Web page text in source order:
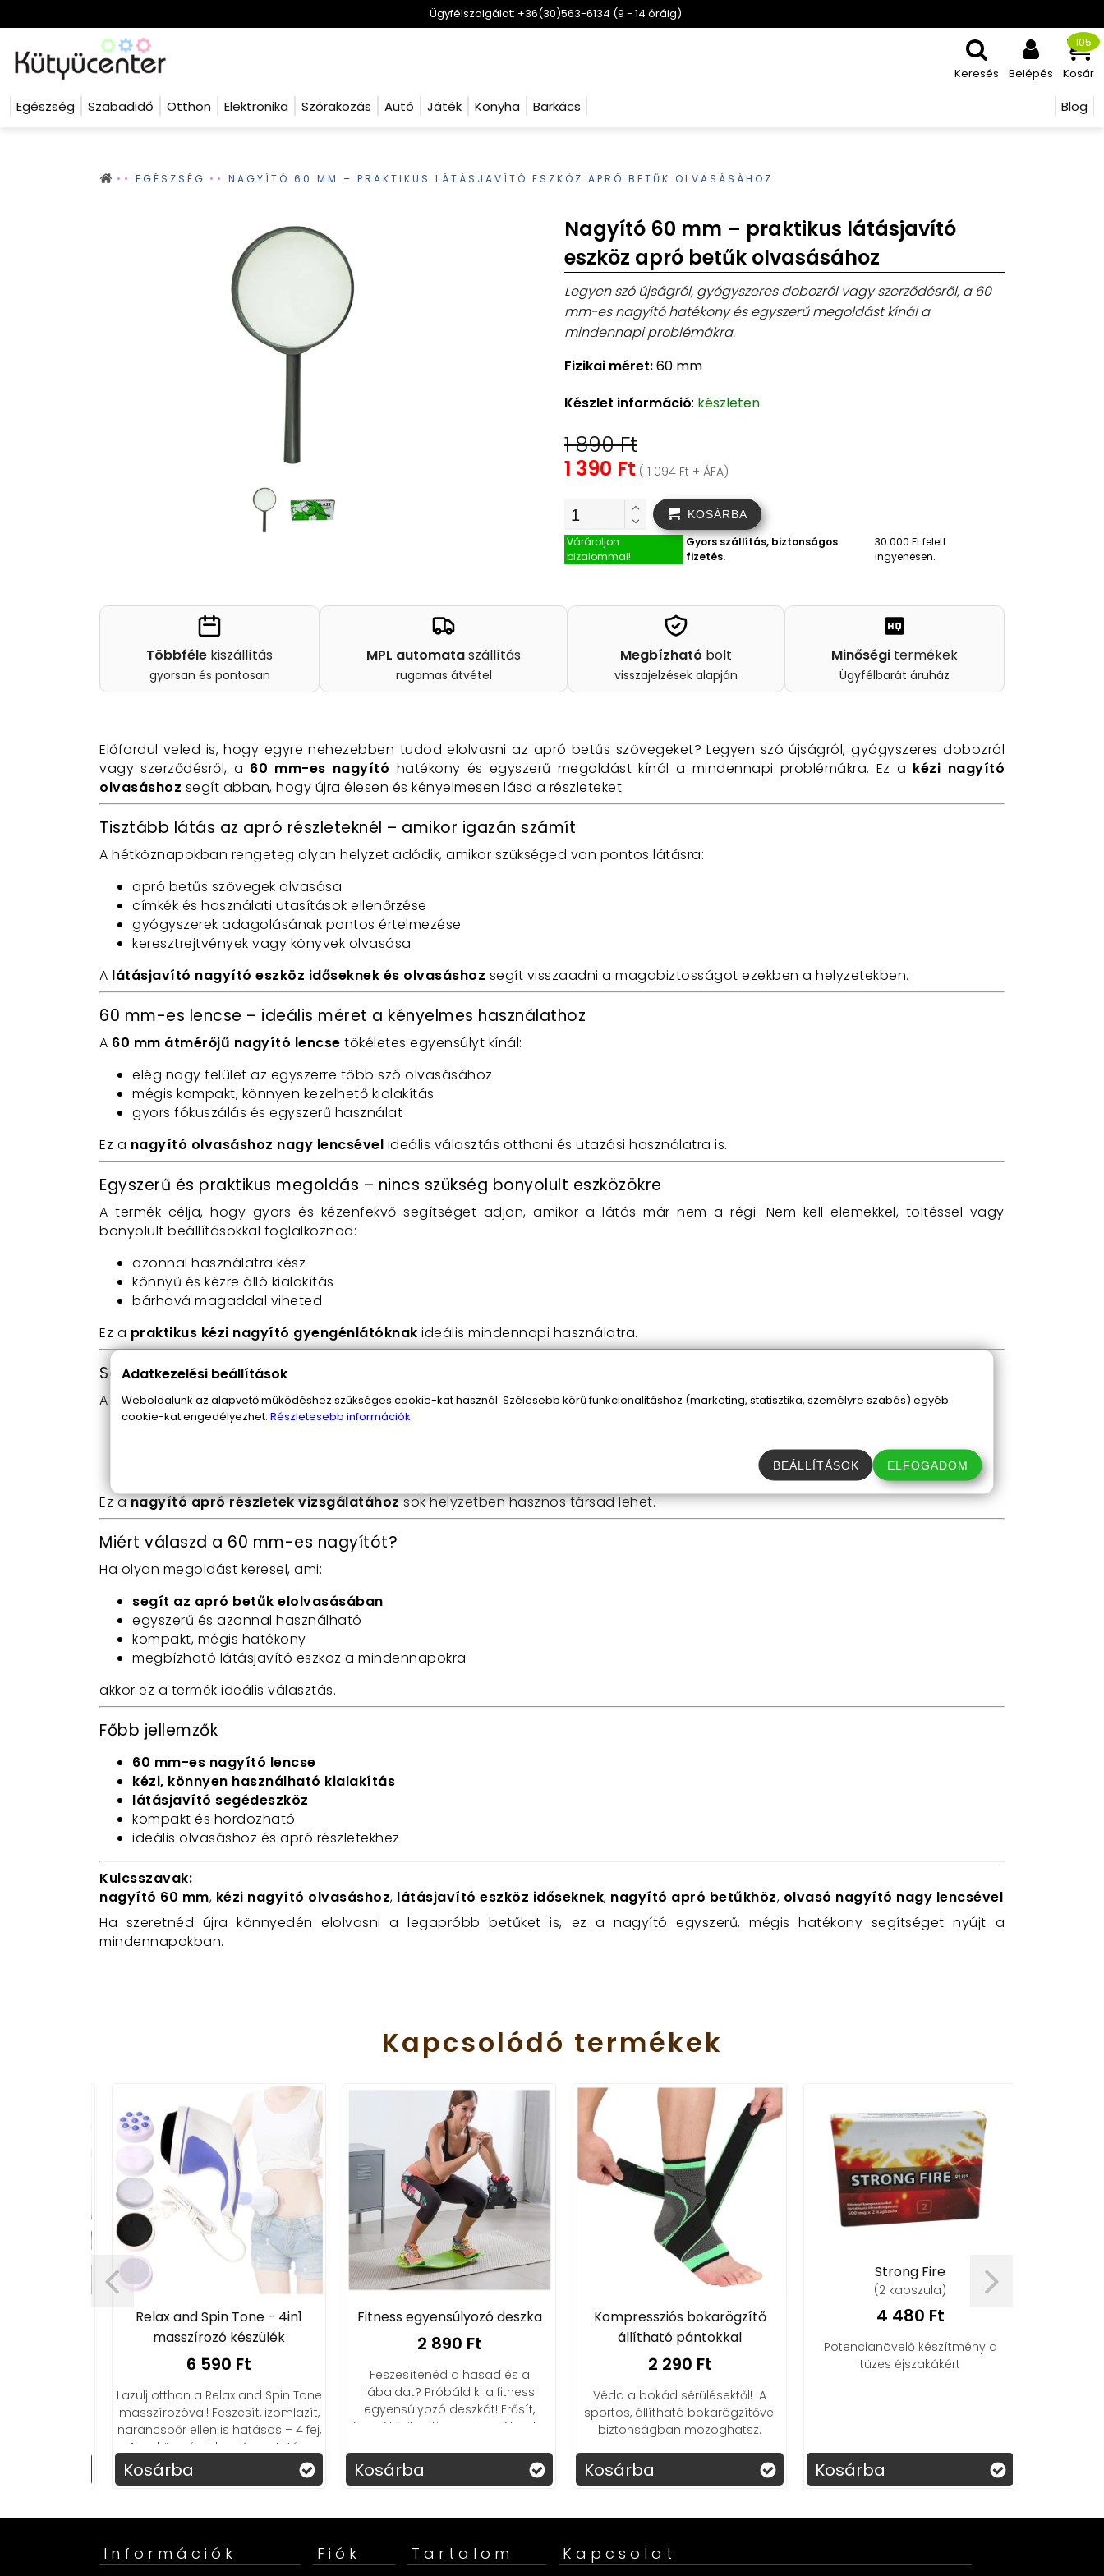
Ügyfélszolgálat: +36(30)563-6134 (9 - 14 óráig)
Keresés Belépés Kosár
105
Blog
Egészség Szabadidő Otthon Elektronika Szórakozás Autó Játék Konyha Barkács
EGÉSZSÉG NAGYÍTÓ 60 MM – PRAKTIKUS LÁTÁSJAVÍTÓ ESZKÖZ APRÓ BETŰK OLVASÁSÁHOZ
Nagyító 60 mm – praktikus látásjavító
eszköz apró betűk olvasásához
Legyen szó újságról, gyógyszeres dobozról vagy szerződésről, a 60
mm-es nagyító hatékony és egyszerű megoldást kínál a
mindennapi problémákra.
Fizikai méret:60 mm
Készlet információ: készleten
1 890 Ft
1 390 Ft ( 1 094 Ft + ÁFA)
KOSÁRBA
Várároljon
bizalommal!
Gyors szállítás, biztonságos
fizetés.
30.000 Ft felett
ingyenesen.
Többféle kiszállítás
gyorsan és pontosan
MPL automataszállítás
rugamas átvétel
Megbízható bolt
visszajelzések alapján
Minőségi termékek
Ügyfélbarát áruház
Előfordul veled is, hogy egyre nehezebben tudod elolvasni az apró betűs szövegeket? Legyen szó újságról, gyógyszeres dobozról
vagy szerződésről, a 60 mm-es nagyító hatékony és egyszerű megoldást kínál a mindennapi problémákra. Ez a kézi nagyító
olvasáshoz segít abban, hogy újra élesen és kényelmesen lásd a részleteket.
Tisztább látás az apró részleteknél – amikor igazán számít
A hétköznapokban rengeteg olyan helyzet adódik, amikor szükséged van pontos látásra:
apró betűs szövegek olvasása
címkék és használati utasítások ellenőrzése
gyógyszerek adagolásának pontos értelmezése
keresztrejtvények vagy könyvek olvasása
A látásjavító nagyító eszköz időseknek és olvasáshoz segít visszaadni a magabiztosságot ezekben a helyzetekben.
60 mm-es lencse – ideális méret a kényelmes használathoz
A 60 mm átmérőjű nagyító lencse tökéletes egyensúlyt kínál:
elég nagy felület az egyszerre több szó olvasásához
mégis kompakt, könnyen kezelhető kialakítás
gyors fókuszálás és egyszerű használat
Ez a nagyító olvasáshoz nagy lencsével ideális választás otthoni és utazási használatra is.
Egyszerű és praktikus megoldás – nincs szükség bonyolult eszközökre
A termék célja, hogy gyors és kézenfekvő segítséget adjon, amikor a látás már nem a régi. Nem kell elemekkel, töltéssel vagy
bonyolult beállításokkal foglalkoznod:
azonnal használatra kész
könnyű és kézre álló kialakítás
bárhová magaddal viheted
Ez a praktikus kézi nagyító gyengénlátóknak ideális mindennapi használatra.
Sokoldalú felhasználás – nem csak olvasáshoz
A univerzális nagyító 60 mm-es lencsévelnemcsak szövegekhez használható:
Ez anagyító apró részletek vizsgálatáhozsok helyzetben hasznos társad lehet.
Miért válaszd a 60 mm-es nagyítót?
Ha olyan megoldást keresel, ami:
segít az apró betűk elolvasásában
egyszerű és azonnal használható
kompakt, mégis hatékony
megbízható látásjavító eszköz a mindennapokra
akkor ez a termék ideális választás.
Főbb jellemzők
60 mm-es nagyító lencse
kézi, könnyen használható kialakítás
látásjavító segédeszköz
kompakt és hordozható
ideális olvasáshoz és apró részletekhez
Kulcsszavak:
nagyító 60 mm, kézi nagyító olvasáshoz, látásjavító eszköz időseknek, nagyító apró betűkhöz, olvasó nagyító nagy lencsével
Ha szeretnéd újra könnyedén elolvasni a legapróbb betűket is, ez a nagyító egyszerű, mégis hatékony segítséget nyújt a
mindennapokban.
Kapcsolódó termékek
Relax and Spin Tone - 4in1
masszírozó készülék
6 590 Ft
Lazulj otthon a Relax and Spin Tone
masszírozóval! Feszesít, izomlazít,
narancsbőr ellen is hatásos – 4 fej,
1 eszköz, végtelen kényeztetés.
Kosárba
Fitness egyensúlyozó deszka
2 890 Ft
Feszesítenéd a hasad és a
lábaidat? Próbáld ki a fitness
egyensúlyozó deszkát! Erősít,
formál, fejleszti az egyensúlyod –
Kosárba
Kompressziós bokarögzítő
állítható pántokkal
2 290 Ft
Védd a bokád sérülésektől! ️ A
sportos, állítható bokarögzítővel
biztonságban mozoghatsz.
Kosárba
Strong Fire
(2 kapszula)
4 480 Ft
Potencianövelő készítmény a
tüzes éjszakákért
Kosárba
Információk Fiók Tartalom Kapcsolat
Adatkezelési beállítások
Weboldalunk az alapvető működéshez szükséges cookie-kat használ. Szélesebb körű funkcionalitáshoz (marketing, statisztika, személyre szabás) egyéb
cookie-kat engedélyezhet. Részletesebb információk.
BEÁLLÍTÁSOK ELFOGADOM